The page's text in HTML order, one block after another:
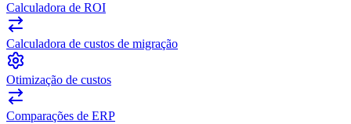
Calculadora de ROI
Calculadora de custos de migração
Otimização de custos
Comparações de ERP